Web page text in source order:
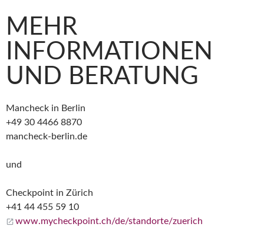
MEHR
INFORMATIONEN
UND BERATUNG
Mancheck in Berlin
+49 30 4466 8870
mancheck-berlin.de
und
Checkpoint in Zürich
+41 44 455 59 10
www.mycheckpoint.ch/de/standorte/zuerich